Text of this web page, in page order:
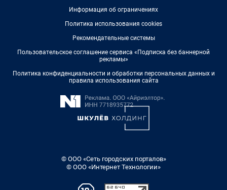
Информация об ограничениях
Политика использования cookies
Рекомендательные системы
Пользовательское соглашение сервиса «Подписка без баннерной
рекламы»
Политика конфиденциальности и обработки персональных данных и
правила использования сайта
© ООО «Сеть городских порталов»
© ООО «Интернет Технологии»